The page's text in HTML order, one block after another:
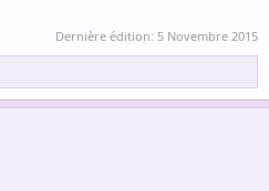
Dernière édition: 5 Novembre 2015